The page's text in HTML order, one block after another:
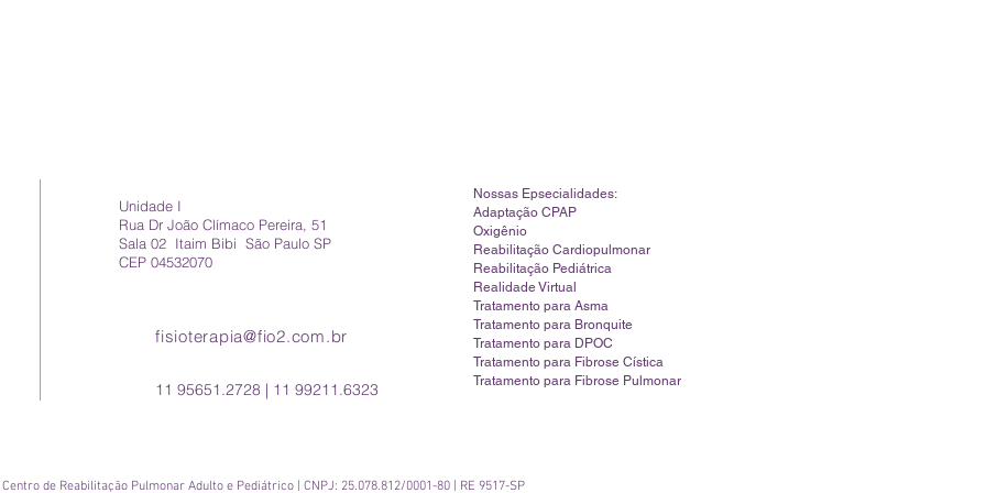
Unidade I
Rua Dr João Clímaco Pereira, 51
Sala 02 Itaim Bibi São Paulo SP
CEP 04532070
fisioterapia@fio2.com.br
11 95651.2728 | 11 99211.6323
Nossas Epsecialidades:
Adaptação CPAP
Oxigênio
Reabilitação Cardiopulmonar
Reabilitação Pediátrica
Realidade Virtual
Tratamento para Asma
Tratamento para Bronquite
Tratamento para DPOC
Tratamento para Fibrose Cística
Tratamento para Fibrose Pulmonar
Centro de Reabilitação Pulmonar Adulto e Pediátrico | CNPJ: 25.078.812/0001-80 | RE 9517-SP